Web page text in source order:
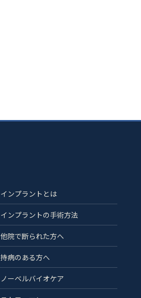
インプラントとは
インプラントの手術方法
他院で断られた方へ
持病のある方へ
ノーベルバイオケア